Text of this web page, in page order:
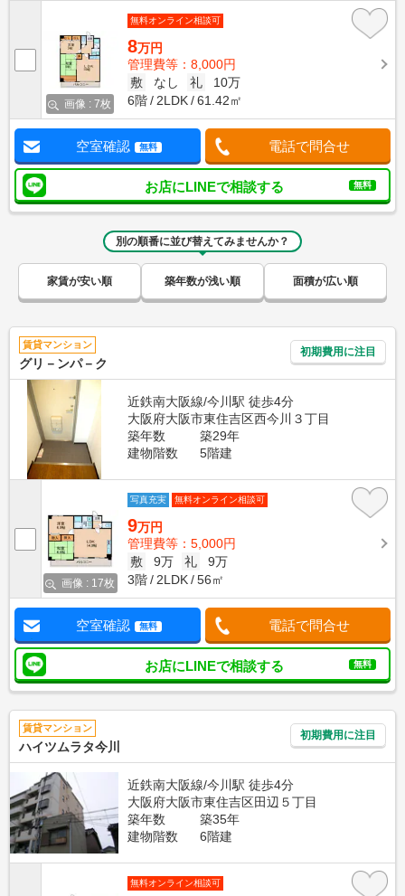
画像 : 7枚
無料オンライン相談可
8万円
管理費等：8,000円
敷
なし 礼
10万
6階
2LDK 61.42㎡
空室確認 無料 電話で問合せ
お店にLINEで相談する 無料
別の順番に並び替えてみませんか？
家賃が安い順 築年数が浅い順 面積が広い順
賃貸マンション
グリ－ンパ－ク
初期費用に注目
近鉄南大阪線/今川駅 徒歩4分
大阪府大阪市東住吉区西今川３丁目
築年数
築29年
建物階数
5階建
画像 : 17枚
写真充実 無料オンライン相談可
9万円
管理費等：5,000円
敷
9万 礼
9万
3階
2LDK 56㎡
空室確認 無料 電話で問合せ
お店にLINEで相談する 無料
賃貸マンション
ハイツムラタ今川
初期費用に注目
近鉄南大阪線/今川駅 徒歩4分
大阪府大阪市東住吉区田辺５丁目
築年数
築35年
建物階数
6階建
無料オンライン相談可